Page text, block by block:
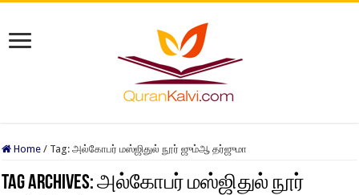
Home / Tag:அல்கோபர் மஸ்ஜிதுல் நூர் ஜும்ஆ தர்ஜுமா
Tag Archives:அல்கோபர் மஸ்ஜிதுல் நூர்